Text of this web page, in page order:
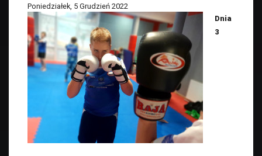
Poniedziałek, 5 Grudzień 2022
Dnia
3